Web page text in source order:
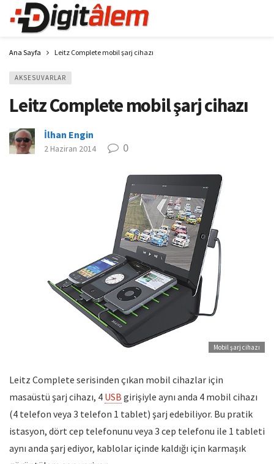
Ana Sayfa Leitz Complete mobil şarj cihazı
AKSESUVARLAR
Leitz Complete mobil şarj cihazı
İlhan Engin
2 Haziran 2014 0
Mobil şarj cihazı
Leitz Complete serisinden çıkan mobil cihazlar için
masaüstü şarj cihazı, 4 USB girişiyle aynı anda 4 mobil cihazı
(4 telefon veya 3 telefon 1 tablet) şarj edebiliyor. Bu pratik
istasyon, dört cep telefonunu veya 3 cep telefonu ile 1 tableti
aynı anda şarj ediyor, kablolar içinde kaldığı için karmaşık